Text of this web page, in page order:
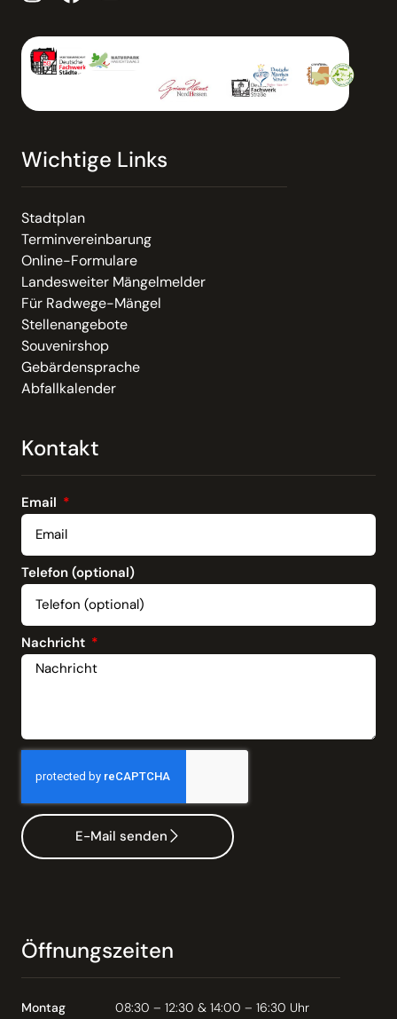
Wichtige Links
Stadtplan
Terminvereinbarung
Online-Formulare
Landesweiter Mängelmelder
Für Radwege-Mängel
Stellenangebote
Souvenirshop
Gebärdensprache
Abfallkalender
Kontakt
Email
Telefon (optional)
Nachricht
E-Mail senden
Öffnungszeiten
Montag
08:30 – 12:30 & 14:00 – 16:30 Uhr